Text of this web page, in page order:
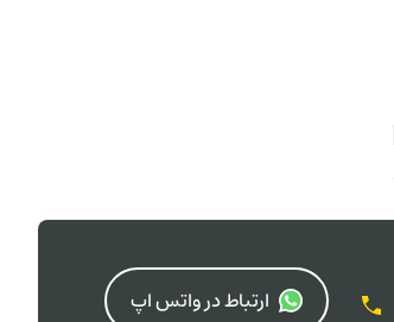
ارتباط در واتس اپ